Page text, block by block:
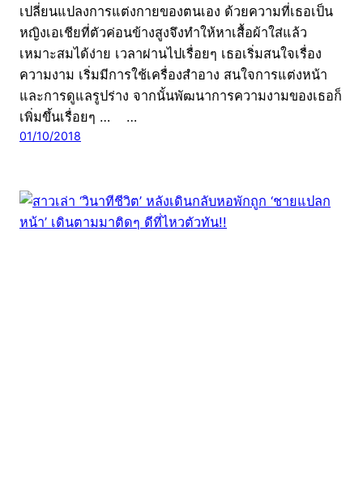
เปลี่ยนแปลงการแต่งกายของตนเอง ด้วยความที่เธอเป็น
หญิงเอเชียที่ตัวค่อนข้างสูงจึงทำให้หาเสื้อผ้าใส่แล้ว
เหมาะสมได้ง่าย เวลาผ่านไปเรื่อยๆ เธอเริ่มสนใจเรื่อง
ความงาม เริ่มมีการใช้เครื่องสำอาง สนใจการแต่งหน้า
และการดูแลรูปร่าง จากนั้นพัฒนาการความงามของเธอก็
เพิ่มขึ้นเรื่อยๆ … …
01/10/2018